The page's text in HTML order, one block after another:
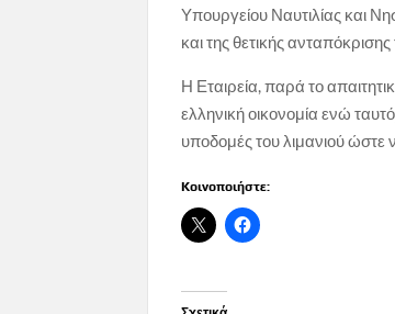
Υπουργείου Ναυτιλίας και
και της θετικής
Η Εταιρεία, παρά το
ελληνική οικονομία ενώ
υποδομές του λιμανιού ώστε
Κοινοποιήστε: